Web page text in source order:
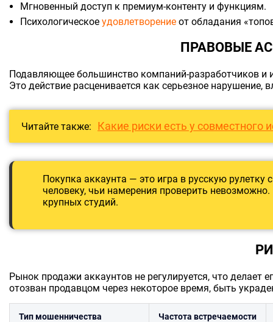
Мгновенный доступ к премиум-контенту и функциям.
Психологическое удовлетворение от обладания
ПРАВОВЫЕ
Подавляющее большинство компаний-разработчиков и
Это действие расценивается как серьезное
Читайте также: Какие риски есть у совместного
Покупка аккаунта — это игра в русскую
человеку, чьи намерения проверить
крупных студий.
Рынок продажи аккаунтов не регулируется, что
отозван продавцом через некоторое время, быть
Тип мошенничества Частота встречаемости